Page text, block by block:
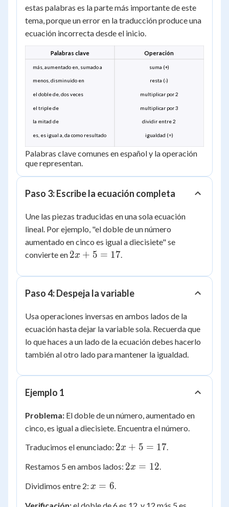
estas palabras es la parte más importante de este
tema, porque un error en la traducción produce una
ecuación incorrecta desde el inicio.
Palabras clave Operación
más, aumentado en, sumado a suma (+)
menos, disminuido en resta (-)
el doble de, dos veces multiplicar por 2
el triple de multiplicar por 3
la mitad de dividir entre 2
es, es igual a, da como resultado igualdad (=)
Palabras clave comunes en español y la operación
que representan.
Paso 3: Escribe la ecuación completa
Une las piezas traducidas en una sola ecuación
lineal. Por ejemplo, "el doble de un número
aumentado en cinco es igual a diecisiete" se
convierte en 2x
5
=
17
2x + 5 = 17.
Paso 4: Despeja la variable
Usa operaciones inversas en ambos lados de la
ecuación hasta dejar la variable sola. Recuerda que
lo que haces a un lado de la ecuación debes hacerlo
también al otro lado para mantener la igualdad.
Ejemplo 1
Problema: El doble de un número, aumentado en
cinco, es igual a diecisiete. Encuentra el número.
Traducimos el enunciado: 2x
5
2x + 5 = 17.
Restamos 5 en ambos lados: 2x
2x = 12.
Dividimos entre 2: x
x = 6.